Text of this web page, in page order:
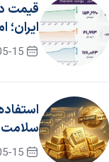
قیمت
۱۴۰۵
15
سال ۱۴۰۵ تمدید شد
15